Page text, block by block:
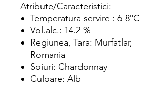
Atribute/Caracteristici:
Temperatura servire : 6-8°C
Vol.alc.: 14.2 %
Regiunea, Tara: Murfatlar,
Romania
Soiuri: Chardonnay
Culoare: Alb